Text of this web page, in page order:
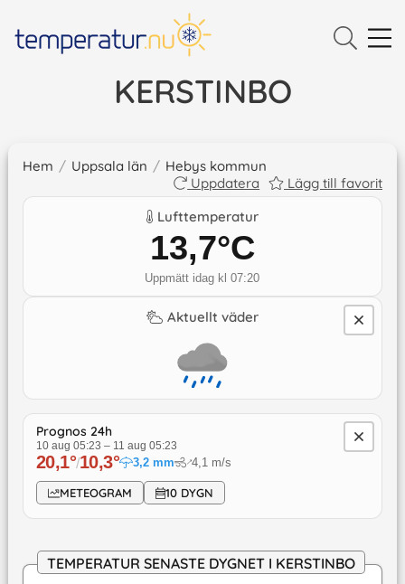
KERSTINBO
Hem / Uppsala län / Hebys kommun
Uppdatera
Lägg till favorit
Lufttemperatur
13,7°C
Uppmätt idag kl 07:20
Aktuellt väder
Prognos 24h
10 aug 05:23 – 11 aug 05:23
20,1°/10,3° 3,2 mm ↓4,1 m/s
METEOGRAM 10 DYGN
TEMPERATUR SENASTE DYGNET I KERSTINBO